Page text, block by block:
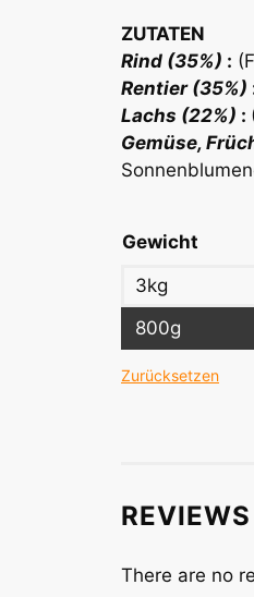
ZUTATEN
Rind (35%) :
Rentier (35%)
Lachs (22%) :
Gemüse,
Gewicht
3kg
800g
Zurücksetzen
REVIEWS
There are no